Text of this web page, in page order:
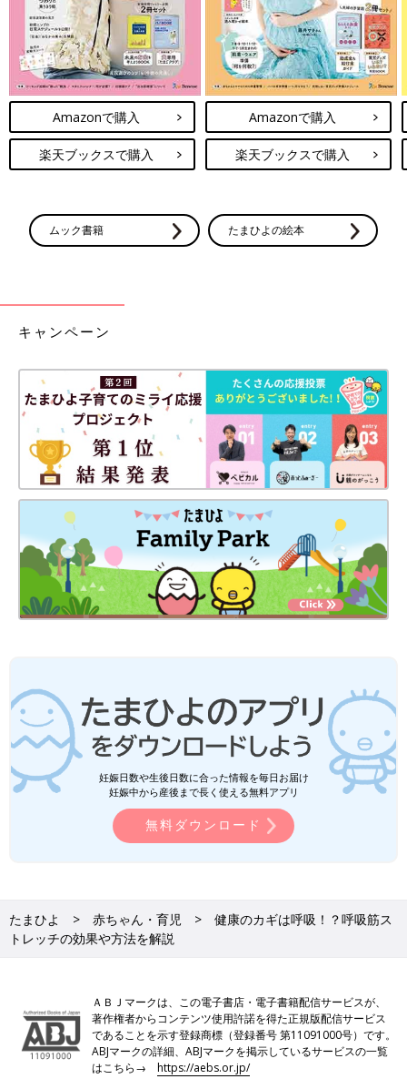
Amazonで購入
楽天ブックスで購入
Amazonで購入
楽天ブックスで購入
ムック書籍 たまひよの絵本
キャンペーン
妊娠日数や生後日数に合った情報を毎日お届け
妊娠中から産後まで長く使える無料アプリ
無料ダウンロード
たまひよ 赤ちゃん・育児
健康のカギは呼吸！？呼吸筋ス
トレッチの効果や方法を解説
ＡＢＪマークは、この電子書店・電子書籍配信サービスが、
著作権者からコンテンツ使用許諾を得た正規版配信サービス
であることを示す登録商標（登録番号 第11091000号）です。
ABJマークの詳細、ABJマークを掲示しているサービスの一覧
はこちら→https://aebs.or.jp/